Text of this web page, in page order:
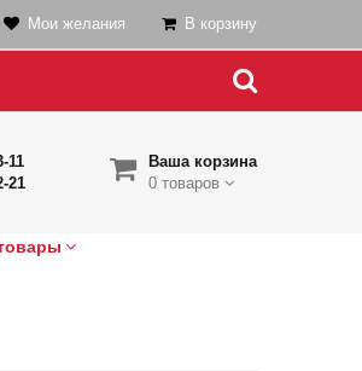
Мои желания В корзину
Ваша корзина
0 товаров
11
21